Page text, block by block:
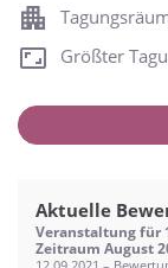
Größter
Aktuelle
Veranstaltung für
Zeitraum August